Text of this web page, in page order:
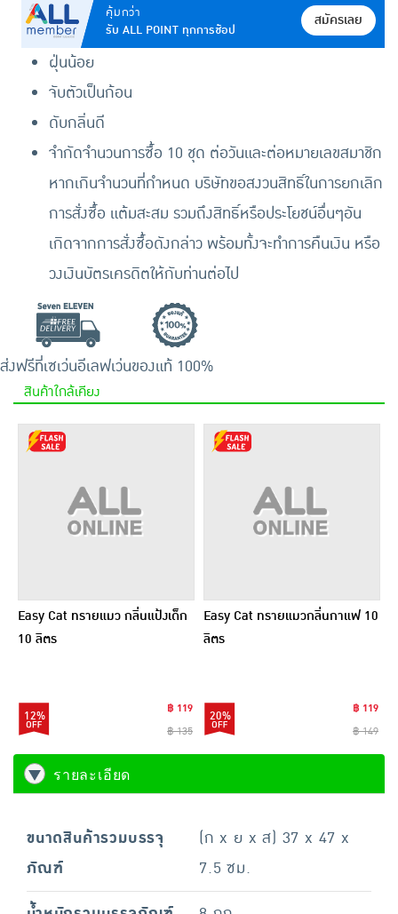
คุ้มกว่า
รับ ALL POINT ทุกการช้อป
สมัครเลย
ฝุ่นน้อย
จับตัวเป็นก้อน
ดับกลิ่นดี
จำกัดจำนวนการซื้อ 10 ชุด ต่อวันและต่อหมายเลขสมาชิก
หากเกินจำนวนที่กำหนด บริษัทขอสงวนสิทธิ์ในการยกเลิก
การสั่งซื้อ แต้มสะสม รวมถึงสิทธิ์หรือประโยชน์อื่นๆอัน
เกิดจากการสั่งซื้อดังกล่าว พร้อมทั้งจะทำการคืนเงิน หรือ
วงเงินบัตรเครดิตให้กับท่านต่อไป
ส่งฟรีที่เซเว่นอีเลฟเว่นของแท้ 100%
สินค้าใกล้เคียง
Easy Cat ทรายแมว กลิ่นแป้งเด็ก
10 ลิตร
12%
฿ 119
฿ 135
Easy Cat ทรายแมวกลิ่นกาแฟ 10
ลิตร
20%
฿ 119
฿ 149
รายละเอียด
ขนาดสินค้ารวมบรรจุ
ภัณฑ์
(ก x ย x ส) 37 x 47 x
7.5 ซม.